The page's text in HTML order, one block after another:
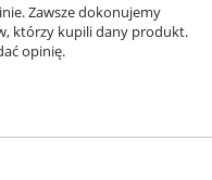
Zawsze dokonujemy
którzy kupili dany produkt.
opinię.